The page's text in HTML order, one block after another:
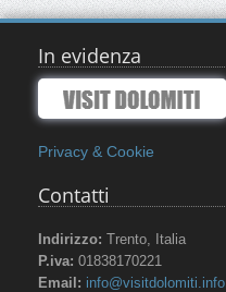
In evidenza
Privacy & Cookie
Contatti
Indirizzo: Trento, Italia
P.iva: 01838170221
Email: info@visitdolomiti.info